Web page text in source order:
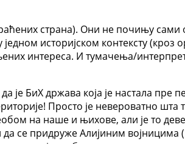
страна). Они не почињу сами
историјском контексту (кроз
интереса. И тумачења/
БиХ држава која је настала пре
Просто је невероватно
на наше и њихове, али је то
да се придруже Алијиним